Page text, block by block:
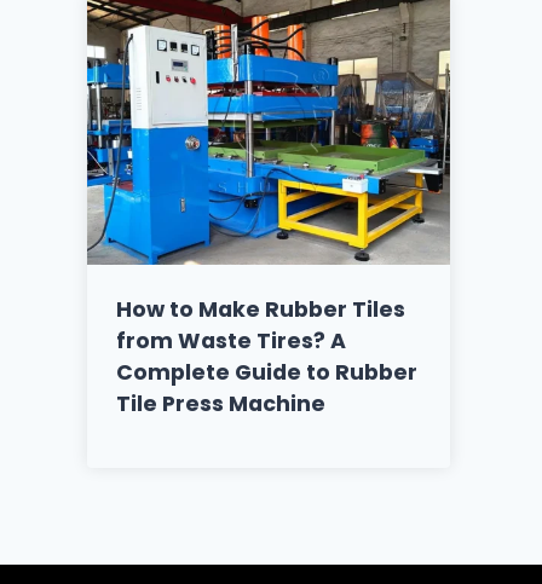
How to Make Rubber Tiles
from Waste Tires? A
Complete Guide to Rubber
Tile Press Machine